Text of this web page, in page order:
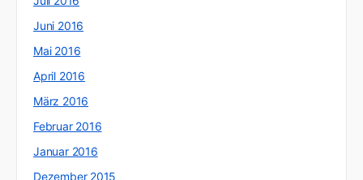
Juni 2016
Mai 2016
April 2016
März 2016
Februar 2016
Januar 2016
Dezember 2015